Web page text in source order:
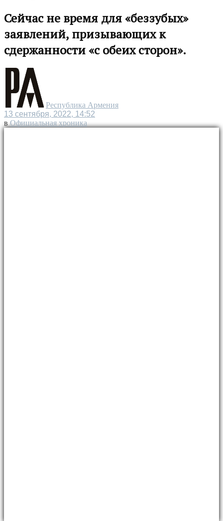
Сейчас не время для «беззубых»
заявлений, призывающих к
сдержанности «с обеих сторон».
Республика Армения
13 сентября, 2022, 14:52
в Официальная хроника